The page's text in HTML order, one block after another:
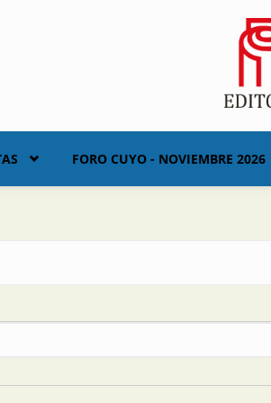
FORO CUYO - NOVIEMBRE 2026